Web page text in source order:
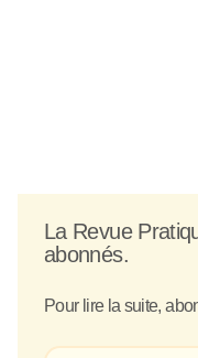
La Revue
abonnés.
Pour lire la suite,